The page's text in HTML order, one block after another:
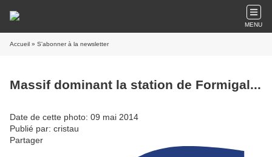
MENU
Accueil » S'abonner à la newsletter
Massif dominant la station de Formigal...
Date de cette photo: 09 mai 2014
Publié par: cristau
Partager